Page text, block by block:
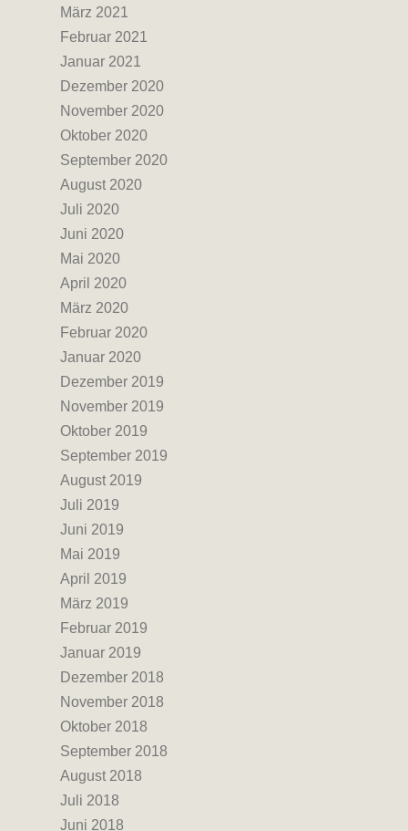
März 2021
Februar 2021
Januar 2021
Dezember 2020
November 2020
Oktober 2020
September 2020
August 2020
Juli 2020
Juni 2020
Mai 2020
April 2020
März 2020
Februar 2020
Januar 2020
Dezember 2019
November 2019
Oktober 2019
September 2019
August 2019
Juli 2019
Juni 2019
Mai 2019
April 2019
März 2019
Februar 2019
Januar 2019
Dezember 2018
November 2018
Oktober 2018
September 2018
August 2018
Juli 2018
Juni 2018